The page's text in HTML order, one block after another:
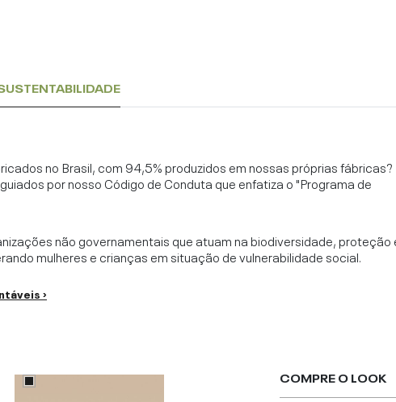
no Brasil, com 94,5% produzidos em nossas próprias fábricas?
por nosso Código de Conduta que enfatiza o "Programa de
não governamentais que atuam na biodiversidade, proteção
mulheres e crianças em situação de vulnerabilidade social.
›
COMPRE O LOOK